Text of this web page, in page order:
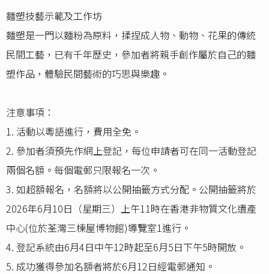
麵塑技藝示範及工作坊
麵塑是一門以麵粉為原料，揉捏成人物、動物、花果的傳統
民間工藝，已有千年歷史，參加者將親手創作屬於自己的麵
塑作品，體驗民間藝術的巧思與樂趣。
注意事項：
1. 活動以粵語進行，費用全免。
2. 參加者須預先作網上登記，每位申請者可在同一活動登記
兩個名額。每個電郵只限報名一次。
3. 如超額報名，名額將以公開抽籤方式分配。公開抽籤將於
2026年6月10日（星期三）上午11時在香港非物質文化遺產
中心(位於荃灣三棟屋博物館)導覽室1進行。
4. 登記系統由6月4日中午12時起至6月5日下午5時開放。
5. 成功獲得參加名額者將於6月12日經電郵通知。